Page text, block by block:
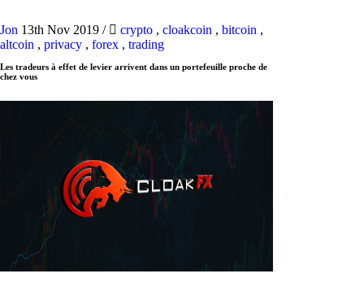
Jon 13th Nov 2019 / crypto , cloakcoin , bitcoin ,
altcoin , privacy , forex , trading
Les tradeurs à effet de levier arrivent dans un portefeuille proche de
chez vous